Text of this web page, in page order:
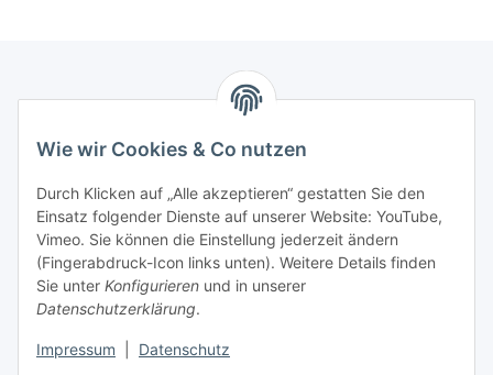
PROMADENT UG
Im Nordfeld 13
29336 Nienhagen
info@promadent.de
Wie wir Cookies & Co nutzen
Durch Klicken auf „Alle akzeptieren“ gestatten Sie den
Einsatz folgender Dienste auf unserer Website: YouTube,
Vimeo. Sie können die Einstellung jederzeit ändern
(Fingerabdruck-Icon links unten). Weitere Details finden
Sie unter Konfigurieren und in unserer
Datenschutzerklärung.
Impressum Datenschutz